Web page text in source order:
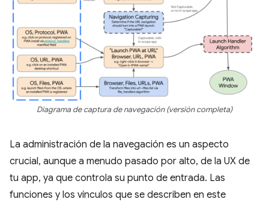
Diagrama de captura de navegación (versión completa)
La administración de la navegación es un aspecto
crucial, aunque a menudo pasado por alto, de la UX de
tu app, ya que controla su punto de entrada. Las
funciones y los vínculos que se describen en este